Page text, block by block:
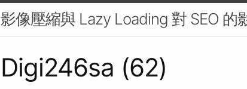
影像壓縮與 Lazy Loading 對 SEO 的
Digi246sa (62)